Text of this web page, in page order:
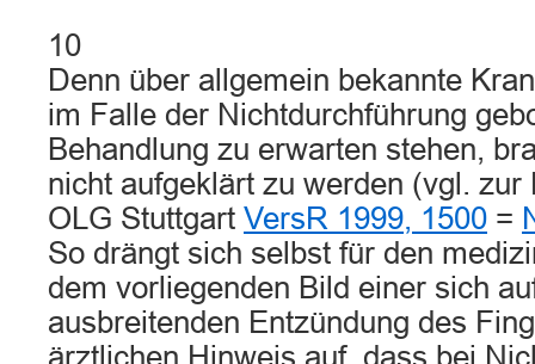
10
Denn über allgemein bekannte
im Falle der Nichtdurchführung
Behandlung zu erwarten stehen,
nicht aufgeklärt zu werden (vgl. zur
OLG Stuttgart VersR 1999, 1500 =
So drängt sich selbst für den
dem vorliegenden Bild einer sich
ausbreitenden Entzündung des
ärztlichen Hinweis auf, dass bei